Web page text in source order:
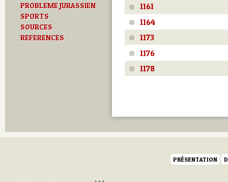
PROBLEME JURASSIEN
SPORTS
SOURCES
REFERENCES
1161
1164
1173
1176
1178
PRÉSENTATION